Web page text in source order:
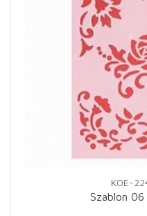
KOE-
Szablon